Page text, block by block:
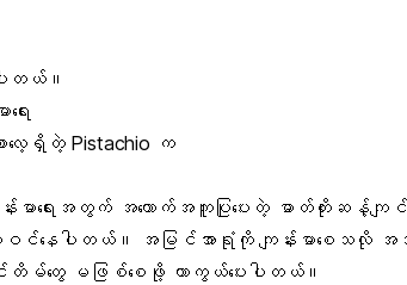
တယ်။
ရေး
းလေ့ရှိတဲ့ Pistachio က
န်းမာရေးအတွက် အထောက်အကူပြုပေးတဲ့ ဓာတ်တိုးဆန့်
ါဝင်နေပါတယ်။
အမြင်အာရုံကို ကျန်းမာစေသလို
တိမ်တွေ မဖြစ်စေဖို့ ကာကွယ်ပေးပါတယ်။